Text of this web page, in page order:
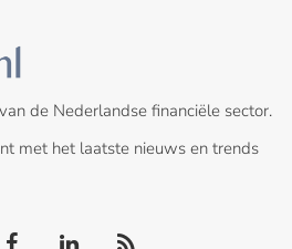
de Nederlandse financiële sector.
met het laatste nieuws en trends